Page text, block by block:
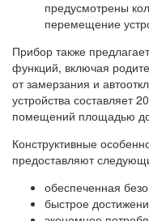
предусмотрены
перемещение
Прибор также
функций, включая
от замерзания и
устройства составляет
помещений площадью
Конструктивные
предоставляют
обеспеченная
быстрое